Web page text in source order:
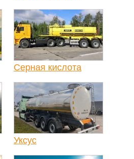
Серная кислота
Уксус